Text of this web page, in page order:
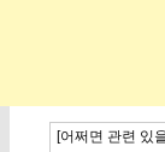
[어쩌면 관련 있